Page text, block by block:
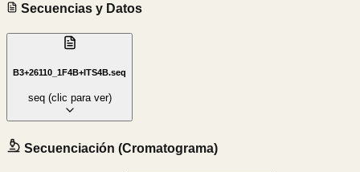
Secuencias y Datos
B3+26110_1F4B+ITS4B.seq
seq(clic para ver)
Secuenciación (Cromatograma)